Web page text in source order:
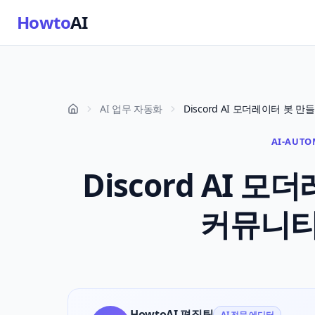
HowtoAI
AI 업무 자동화
AI-
Discord AI 모더
커뮤니